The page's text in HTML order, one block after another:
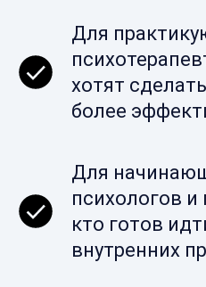
Для
хотят
более
Для
психологов и
кто готов
внутренних